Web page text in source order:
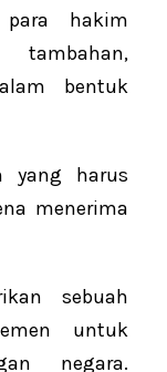
hakim
bentuk
yang harus
menerima
sebuah
untuk
negara.